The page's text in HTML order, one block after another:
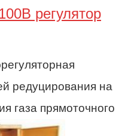
регулятор
редуцирования на
газа прямоточного